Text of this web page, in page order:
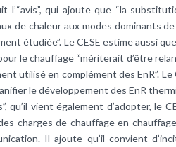
l’“avis”, qui ajoute que “la
de chaleur aux modes dominants
étudiée”. Le CESE estime aussi
lechauffage “mériterait d’être
utilisé en complément desEnR”.
le développement des EnR
qu’il vient également d’adopter, le
charges de chauffage en
Il ajoute qu’il convient